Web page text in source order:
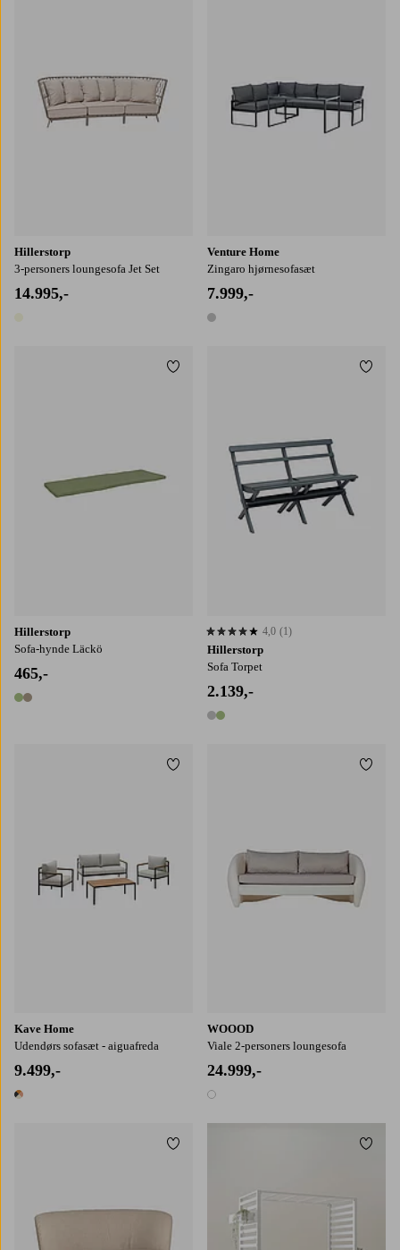
Hillerstorp
3-personers loungesofa Jet Set
14.995,-
Venture Home
Zingaro hjørnesofasæt
7.999,-
1 farve
Hillerstorp
Sofa-hynde Läckö
465,-
2 farver
Tilføj til favoritter
Hillerstorp
Sofa Torpet
2.139,-
2 farver
4,0 baseret på 1 bedømmelser
4,0 (1)
Kave Home
Udendørs sofasæt - aiguafreda
9.499,-
1 farve
Tilføj til favoritter
WOOOD
Viale 2-personers loungesofa
24.999,-
1 farve
Tilføj til favoritter